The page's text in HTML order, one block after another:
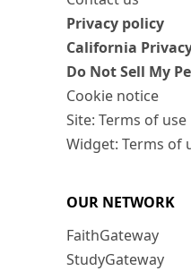
Privacy policy
California
Do Not Sell My
Cookie notice
Site: Terms of use
Widget: Terms of
OUR NETWORK
FaithGateway
StudyGateway